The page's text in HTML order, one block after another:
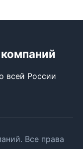
всей России
Все права